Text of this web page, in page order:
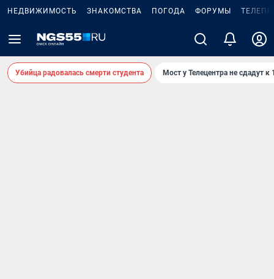
НЕДВИЖИМОСТЬ ЗНАКОМСТВА ПОГОДА ФОРУМЫ
Убийца радовалась смерти студента Мост у Телецентра не сдадут к